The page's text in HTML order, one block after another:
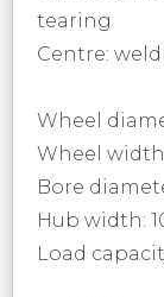
tearing
Centre:
Wheel
Wheel
Bore
Hub width:
Load